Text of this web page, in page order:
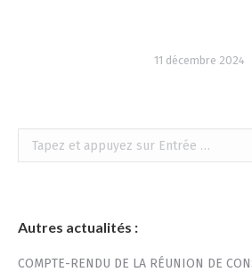
11 décembre 2024
Recherche
:
Autres actualités :
COMPTE-RENDU DE LA RÉUNION DE